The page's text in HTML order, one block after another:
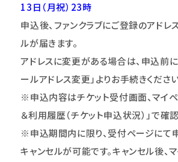
13日（月祝）23時
申込後、ファンクラブにご登録のアドレ
ルが届きます。
アドレスに変更がある場合は、申込前
ールアドレス変更」よりお手続きください
※申込内容はチケット受付画面、マイ
＆利用履歴（チケット申込状況）」で確
※申込期間内に限り、受付ページにて
キャンセルが可能です。キャンセル後、